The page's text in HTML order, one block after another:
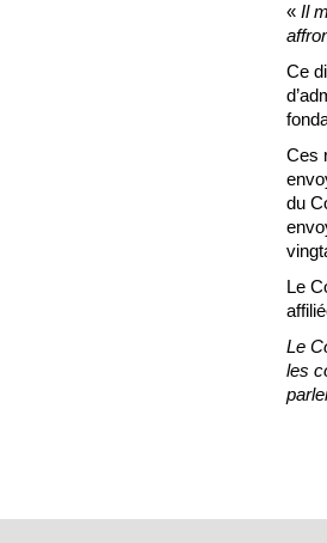
« Il
Ce
Ces
du
Le
Le
les